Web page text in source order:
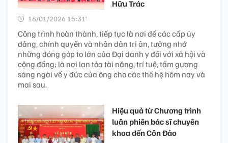
Hữu Trác
16/01/2026 15:31’
Công trình hoàn thành, tiếp tục là nơi để các cấp ủy
đảng, chính quyền và nhân dân tri ân, tưởng nhớ
những đóng góp to lớn của Đại danh y đối với xã hội và
cộng đồng; là nơi lan tỏa tài năng, trí tuệ, tấm gương
sáng ngời về y đức của ông cho các thế hệ hôm nay và
mai sau.
Hiệu quả từ Chương trình
luân phiên bác sĩ chuyên
khoa đến Côn Đảo